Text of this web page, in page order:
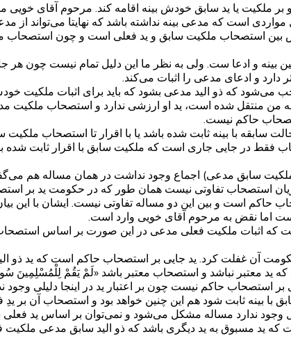
یا ید سابق خودش بینه اقامه کند. مرحوم آقای خویی
است که مدعی بینه نداشته باشد که نهایتا می‌تواند از
بین استصحاب ملکیت سابق و ید فعلی است و چون
و ادعا ست. ولی به نظر ما این دلیل تمام نیست چون هر جا
دارد و ادعای مدعی را اثبات می‌کند.
می‌شود که ذو الید مدعی بشود که باید برای اثبات ملکیت
به من منتقل شده است، ید او ارزشی ندارد و استصحاب ملکیت
حاکم نیست.
با بینه ثابت شده باشد یا با اقرار تا استصحاب
فقط در جایی جاری است که ملکیت سابق با اقرار ثابت شده
ملکیت سابق مدعی) اجماع وجود نداشت در همان مساله هم
استصحاب تفاوتی نیست همان طور که در حکومت ید بر
است و بین این دو مساله تفاوتی نیست. ایشان با این
اما نقض به مرحوم آقای خویی وارد است.
است که اثبات ملکیت فعلی مدعی در این صورت بر اساس
آن غفلت کرد. ید جایی بر استصحاب حاکم است که ید ذو
نباشد و استصحاب معتبر باشد «لَمْ يَقُمْ لِلْمُسْلِمِينَ
استصحاب حاکم نیست چون بر اعتبار ید در اینجا دلیلی
با بینه ثابت شود هم این چنین خواهد بود و استصحاب آن بر
وجود ندارد مساله مشکل می‌شود و نمی‌توان بر اساس ید فعلی
که ید مسبوق به ید دیگری باشد که ذو الید سابق مدعی